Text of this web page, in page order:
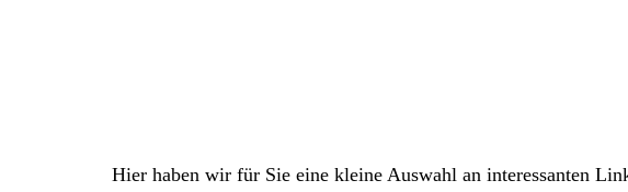
Hier haben wir für Sie eine kleine Auswahl an interessanten